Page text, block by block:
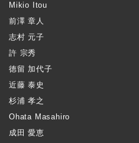
Mikio Itou
前澤 章人
志村 元子
許 宗秀
徳留 加代子
近藤 泰史
杉浦 孝之
Ohata Masahiro
成田 愛恵